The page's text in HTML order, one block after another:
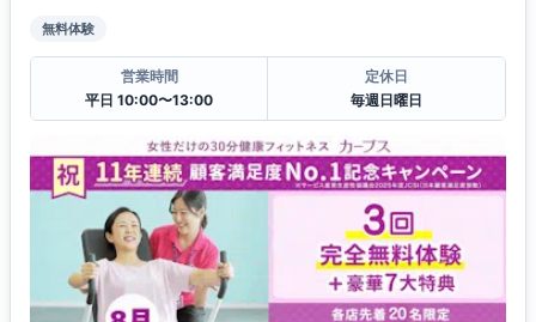
無料体験
営業時間
平日 10:00〜13:00
定休日
毎週日曜日